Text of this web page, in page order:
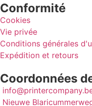
Conformité
Cookies
Vie privée
Conditions générales
Expédition et retours
Coordonnées
Nieuwe